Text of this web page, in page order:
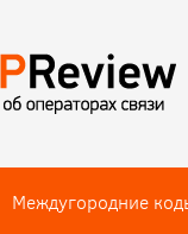
Междугородние